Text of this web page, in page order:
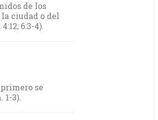
de los
ciudad o del
6:3-4).
se
1-3).